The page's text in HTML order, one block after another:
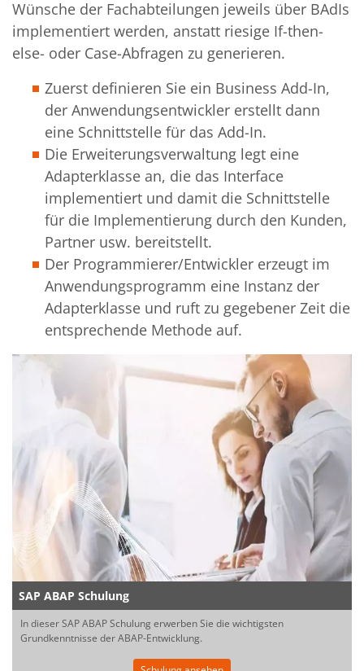
Wünsche der Fachabteilungen jeweils über BAdIs
implementiert werden, anstatt riesige If-then-
else- oder Case-Abfragen zu generieren.
Zuerst definieren Sie ein Business Add-In,
der Anwendungsentwickler erstellt dann
eine Schnittstelle für das Add-In.
Die Erweiterungsverwaltung legt eine
Adapterklasse an, die das Interface
implementiert und damit die Schnittstelle
für die Implementierung durch den Kunden,
Partner usw. bereitstellt.
Der Programmierer/Entwickler erzeugt im
Anwendungsprogramm eine Instanz der
Adapterklasse und ruft zu gegebener Zeit die
entsprechende Methode auf.
SAP ABAP Schulung
In dieser SAP ABAP Schulung erwerben Sie die wichtigsten
Grundkenntnisse der ABAP-Entwicklung.